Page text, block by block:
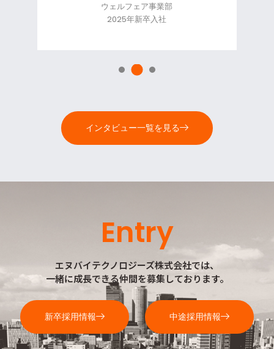
クロスビジネス推進室
2024年新卒入社
インタビュー一覧を見る
Entry
エヌバイテクノロジーズ株式会社では、
一緒に成長できる仲間を募集しております。
新卒採用情報 中途採用情報